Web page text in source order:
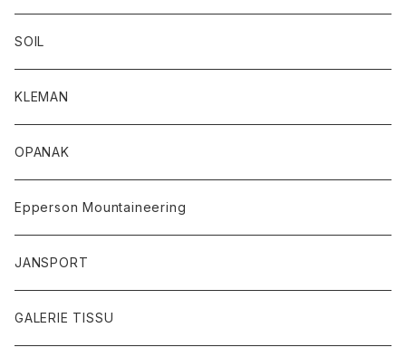
SOIL
KLEMAN
OPANAK
Epperson Mountaineering
JANSPORT
GALERIE TISSU